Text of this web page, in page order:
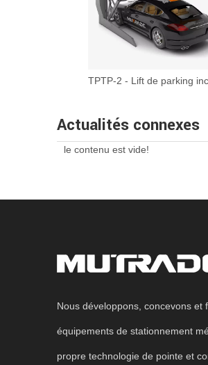
Actualités connexes
le contenu est vide!
Nous développons, concevons et
équipements de stationnement
propre technologie de pointe et